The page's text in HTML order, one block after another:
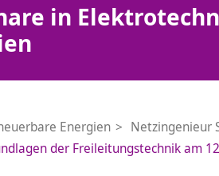
in
Energien Netzingenieur
der Freileitungstechnik am